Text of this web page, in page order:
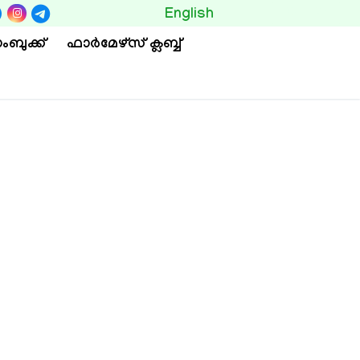
ഫാര്‍മേഴ്സ് ക്ലബ്ബ്
English